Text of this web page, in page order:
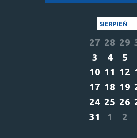
SIERPIEŃ
27 28 29
3
4 5
10 11 12
17 18 19
24 25 26
31
1 2